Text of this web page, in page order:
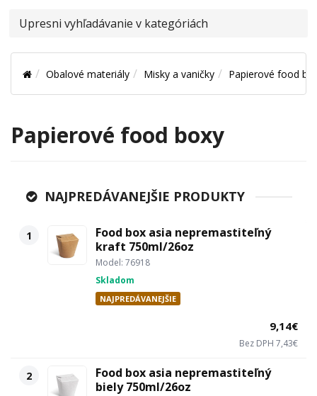
UPRESNI
V
KATEGÓRIÁCH
Obalové materiály Misky a vaničky Papierové food
Papierové food boxy
NAJPREDÁVANEJŠIE PRODUKTY
1
Food box asia nepremastiteľný
kraft 750ml/26oz
Model: 76918
Skladom
NAJPREDÁVANEJŠIE
9,14€
Bez DPH 7,43€
2
Food box asia nepremastiteľný
biely 750ml/26oz